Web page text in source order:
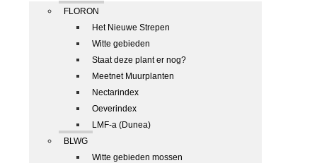
FLORON
Het Nieuwe Strepen
Witte gebieden
Staat deze plant er nog?
Meetnet Muurplanten
Nectarindex
Oeverindex
LMF-a (Dunea)
BLWG
Witte gebieden mossen